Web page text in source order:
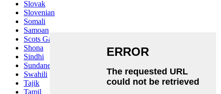
Slovak
Slovenian
Somali
Samoan
Scots Gaelic
Shona
Sindhi
Sundanese
Swahili
Tajik
Tamil